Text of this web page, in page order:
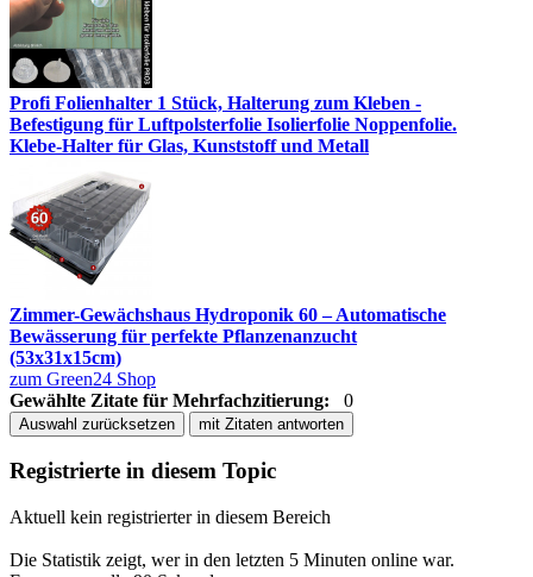
Profi Folienhalter 1 Stück, Halterung zum Kleben -
Befestigung für Luftpolsterfolie Isolierfolie Noppenfolie.
Klebe-Halter für Glas, Kunststoff und Metall
Zimmer-Gewächshaus Hydroponik 60 – Automatische
Bewässerung für perfekte Pflanzenanzucht
(53x31x15cm)
zum Green24 Shop
Gewählte Zitate für Mehrfachzitierung:
0
Auswahl zurücksetzen mit Zitaten antworten
Registrierte in diesem Topic
Aktuell kein registrierter in diesem Bereich
Die Statistik zeigt, wer in den letzten 5 Minuten online war.